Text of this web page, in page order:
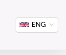
ENG